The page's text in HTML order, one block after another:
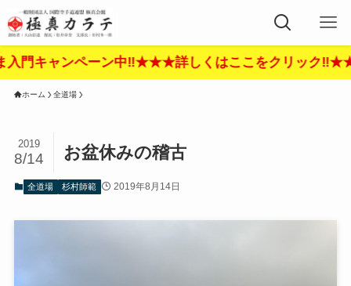
しくはここをクリック‼︎★★★
ホーム 全道場
お盆休みの稽古
2019
8/14
全道場 杉村師範 2019年8月14日